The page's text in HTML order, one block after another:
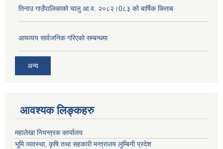
तिनाउ गाउँपालिकाको चालु आ.व. २०८२।0८३ को बार्षिक किताब
आयव्यय सार्वजनिक गरिएको सम्बन्धमा
अन्य
आवश्यक लिङ्कहरु
महालेखा नियन्त्रक कार्यालय
भूमि व्यवस्था, कृषि तथा सहकारी मन्त्रालय लुम्बिनी प्रदेश